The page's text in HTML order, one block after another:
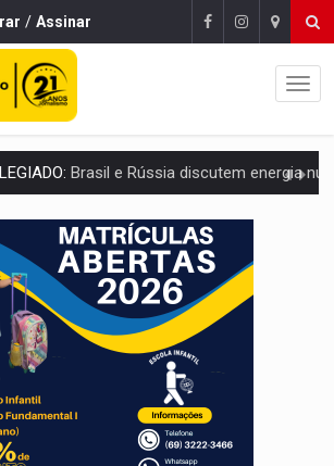
/ Assinar
Colisão entre caminhão e carro deixa quatro mortos e um em
Amazônia Negra ganha projeção nacional com participação de
Porto Velho tem chances de chuvas isoladas nesta
UNIDOS:Assembleia Geral delibera greve da educação
SELETIVO: Rondoniaovivo abre oficina de Comunicação com
LILÁS: MPRO lança de portal e promove reflexão sobre trajetória da
Refis 2026 segue até o fim do ano para